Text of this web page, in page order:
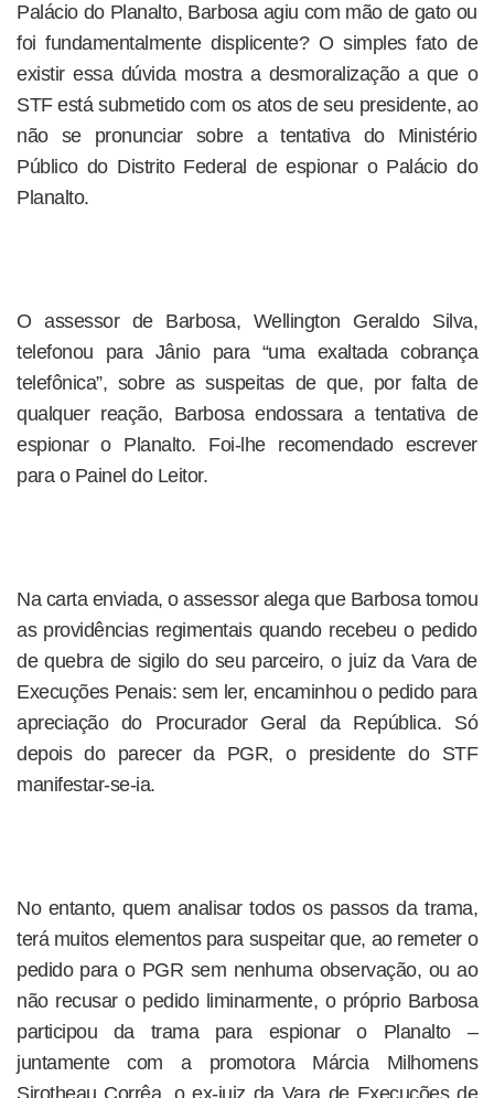
Palácio do Planalto, Barbosa agiu com mão de gato ou
foi fundamentalmente displicente? O simples fato de
existir essa dúvida mostra a desmoralização a que o
STF está submetido com os atos de seu presidente, ao
não se pronunciar sobre a tentativa do Ministério
Público do Distrito Federal de espionar o Palácio do
Planalto.
O assessor de Barbosa, Wellington Geraldo Silva,
telefonou para Jânio para “uma exaltada cobrança
telefônica”, sobre as suspeitas de que, por falta de
qualquer reação, Barbosa endossara a tentativa de
espionar o Planalto. Foi-lhe recomendado escrever
para o Painel do Leitor.
Na carta enviada, o assessor alega que Barbosa tomou
as providências regimentais quando recebeu o pedido
de quebra de sigilo do seu parceiro, o juiz da Vara de
Execuções Penais: sem ler, encaminhou o pedido para
apreciação do Procurador Geral da República. Só
depois do parecer da PGR, o presidente do STF
manifestar-se-ia.
No entanto, quem analisar todos os passos da trama,
terá muitos elementos para suspeitar que, ao remeter o
pedido para o PGR sem nenhuma observação, ou ao
não recusar o pedido liminarmente, o próprio Barbosa
participou da trama para espionar o Planalto –
juntamente com a promotora Márcia Milhomens
Sirotheau Corrêa, o ex-juiz da Vara de Execuções de